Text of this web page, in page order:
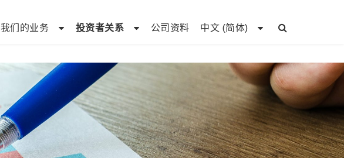
我们的业务 投资者关系 公司资料 中文 (简体)